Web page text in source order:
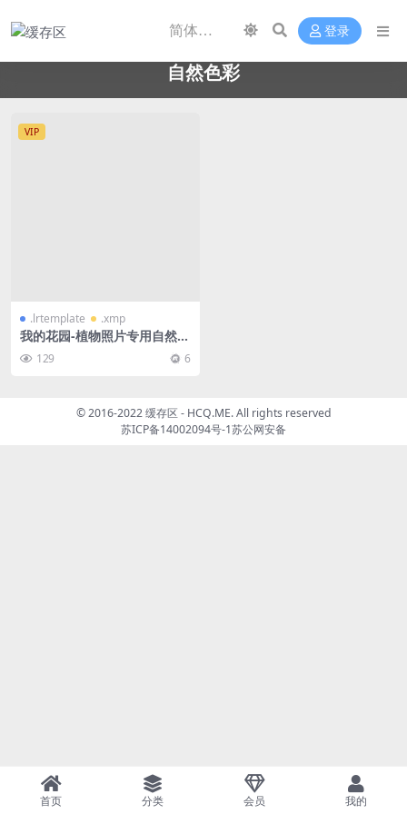
登录
自然色彩
VIP
.lrtemplate .xmp
我的花园-植物照片专用自然色
彩LR调色预设9款
129 6
© 2016-2022 缓存区 - HCQ.ME. All rights reserved
苏ICP备14002094号-1苏公网安备
首页 分类 会员 我的